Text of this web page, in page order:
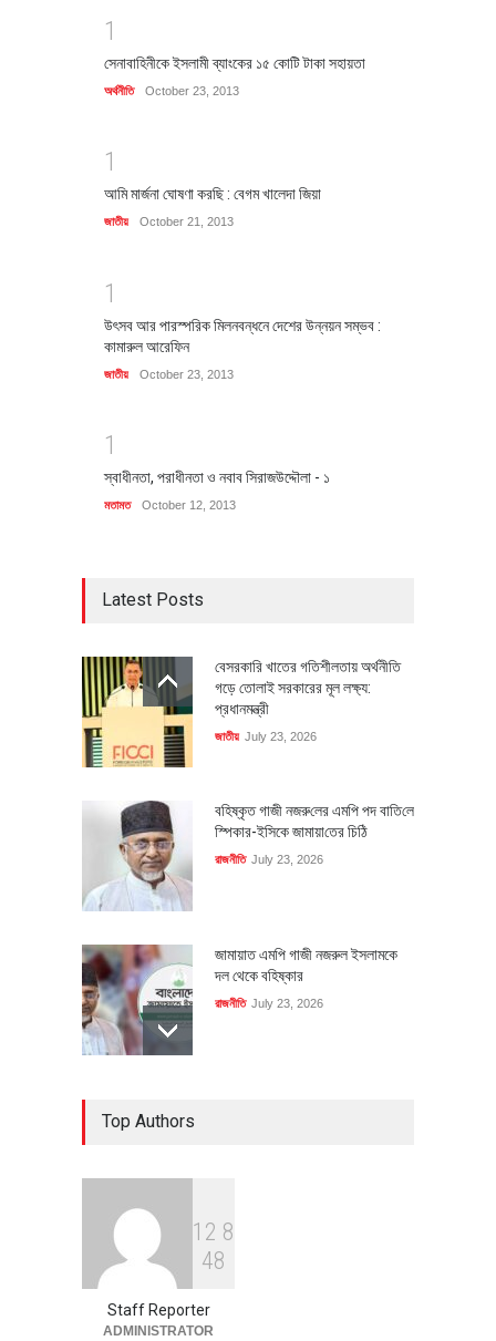
1
সেনাবাহিনীকে ইসলামী ব্যাংকের ১৫ কোটি টাকা সহায়তা
অর্থনীতি October 23, 2013
1
আমি মার্জনা ঘোষণা করছি : বেগম খালেদা জিয়া
জাতীয় October 21, 2013
1
উৎসব আর পারস্পরিক মিলনবন্ধনে দেশের উন্নয়ন সম্ভব :
কামারুল আরেফিন
জাতীয় October 23, 2013
1
স্বাধীনতা, পরাধীনতা ও নবাব সিরাজউদ্দৌলা - ১
মতামত October 12, 2013
Latest Posts
বেসরকারি খাতের গতিশীলতায় অর্থনীতি
গড়ে তোলাই সরকারের মূল লক্ষ্য:
প্রধানমন্ত্রী
জাতীয় July 23, 2026
বহিষ্কৃত গাজী নজরু‌লের এম‌পি পদ বা‌তি‌লে
স্পিকার-ইসিকে জামায়া‌তের চি‌ঠি
রাজনীতি July 23, 2026
জামায়াত এমপি গাজী নজরুল ইসলামকে
দল থেকে বহিষ্কার
রাজনীতি July 23, 2026
বৈশ্বিক প্রতিযোগিতা সক্ষমতা বাড়াতে
পোশাক শিল্পে নতুন উদ্যোগ
Top Authors
1 2 8
48
Staff Reporter
ADMINISTRATOR